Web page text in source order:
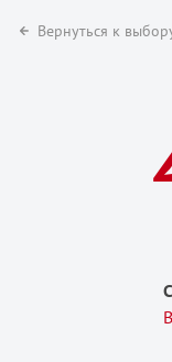
Вернуться к